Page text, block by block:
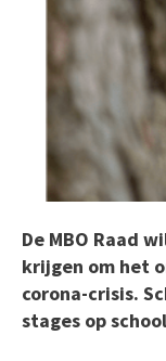
De MBO Raad
krijgen om het
corona-crisis.
stages op